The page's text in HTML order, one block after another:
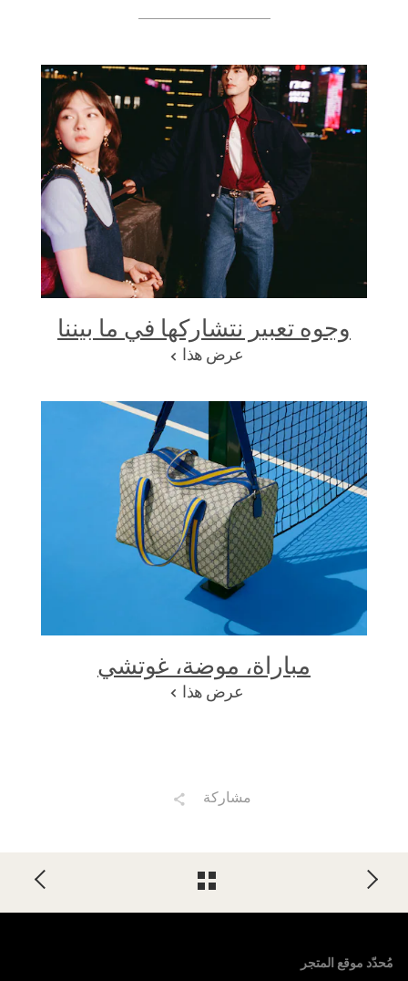
وجوه تعبير نتشاركها في ما بيننا
عرض هذا
مباراة، موضة، غوتشي
عرض هذا
مشاركة
Footer
مُحدّد موقع المتجر